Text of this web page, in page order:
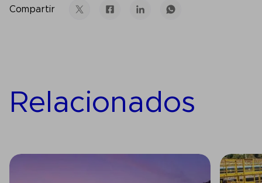
Compartir
Relacionados